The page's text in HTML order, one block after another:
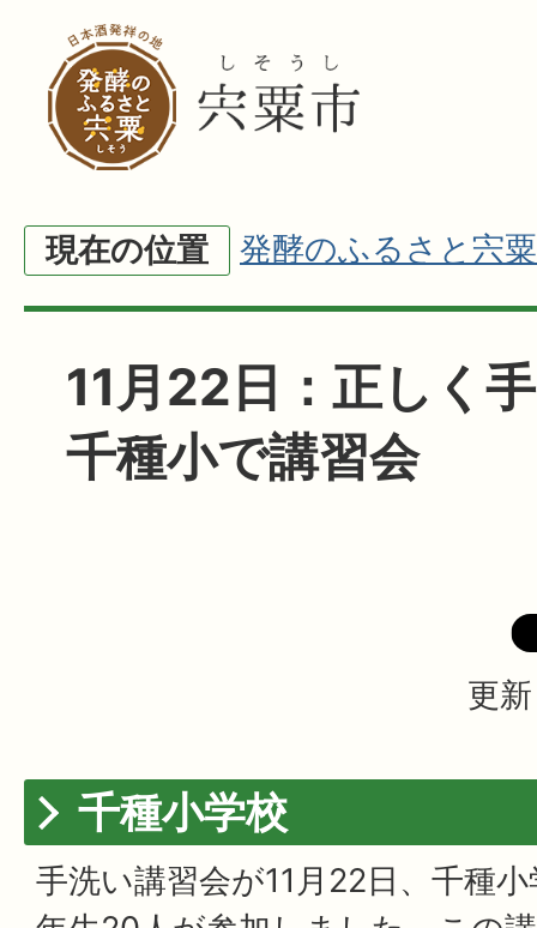
現在の位置 発酵のふるさと宍粟
11月22日：正しく
千種小で講習会
更
千種小学校
手洗い講習会が11月22日、千種